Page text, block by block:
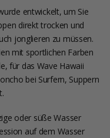
entwickelt, um Sie
direkt trocken und
jonglieren zu müssen.
mit sportlichen Farben
für das Wave Hawaii
bei Surfern, Suppern
oder süße Wasser
auf dem Wasser